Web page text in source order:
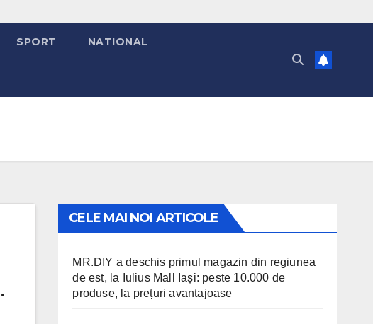
SPORT NATIONAL
CELE MAI NOI ARTICOLE
MR.DIY a deschis primul magazin din regiunea
de est, la Iulius Mall Iași: peste 10.000 de
produse, la prețuri avantajoase